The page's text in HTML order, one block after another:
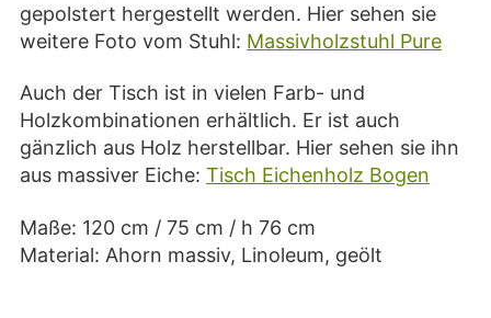
gepolstert hergestellt werden. Hier sehen sie
weitere Foto vom Stuhl: Massivholzstuhl Pure
Auch der Tisch ist in vielen Farb- und
Holzkombinationen erhältlich. Er ist auch
gänzlich aus Holz herstellbar. Hier sehen sie ihn
aus massiver Eiche: Tisch Eichenholz Bogen
Maße: 120 cm / 75 cm / h 76 cm
Material: Ahorn massiv, Linoleum, geölt